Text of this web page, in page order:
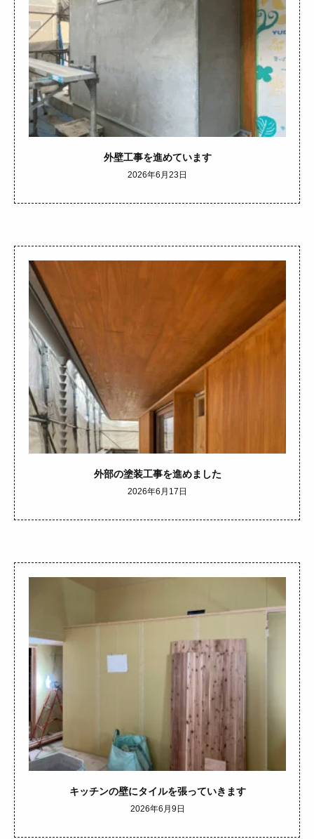
外壁工事を進めています
2026年6月23日
外部の塗装工事を進めました
2026年6月17日
キッチンの壁にタイルを張っていきます
2026年6月9日